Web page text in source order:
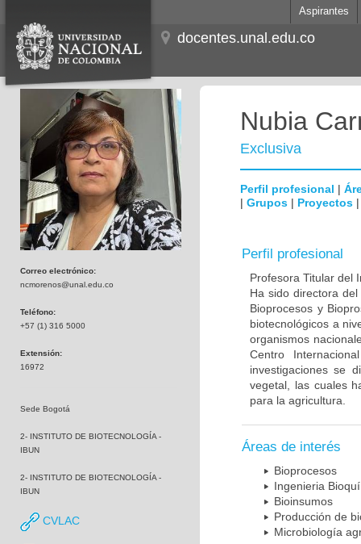
Aspirantes
docentes.unal.edu.co
Correo electrónico:
ncmorenos@unal.edu.co
Teléfono:
+57 (1) 316 5000
Extensión:
16972
Sede Bogotá
2- INSTITUTO DE BIOTECNOLOGÍA -
IBUN
2- INSTITUTO DE BIOTECNOLOGÍA -
IBUN
CVLAC
Nubia
Exclusiva
Perfil profesional |
| Grupos | Proyectos
Perfil profesional
Profesora Titular del
Ha sido directora
Bioprocesos y
biotecnológicos a
organismos
Centro
investigaciones se
vegetal, las cuales
para la agricultura.
Áreas de interés
Bioprocesos
Ingenieria
Bioinsumos
Producción de
Microbiología